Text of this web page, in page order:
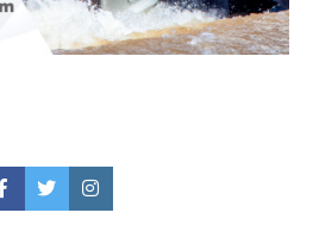
FacebookTwitterInstagram